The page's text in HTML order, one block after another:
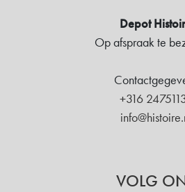
Depot
Op afspraak te
+316
VOLG